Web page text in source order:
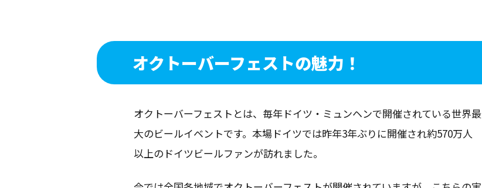
オクトーバーフェストの魅力！
オクトーバーフェストとは、毎年ドイツ・ミュンヘンで開催されている世界最
大のビールイベントです。本場ドイツでは昨年3年ぶりに開催され約570万人
以上のドイツビールファンが訪れました。